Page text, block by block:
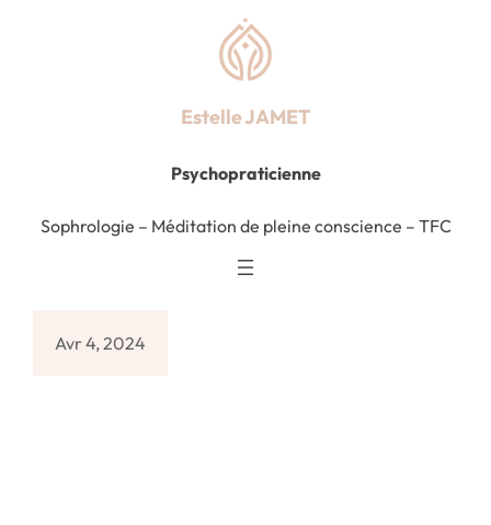
Estelle JAMET
Psychopraticienne
Sophrologie – Méditation de pleine conscience – TFC
Avr 4, 2024